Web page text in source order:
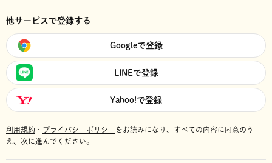
他サービスで登録する
Googleで登録
LINEで登録
Yahoo!で登録
利用規約 ・ プライバシーポリシーをお読みになり、 すべての内容に同意のう
え、次に進んでください。